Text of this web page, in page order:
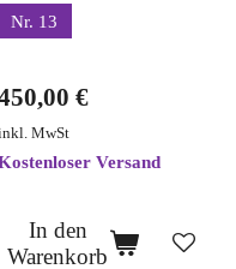
Nr. 13
€
MwSt
Versand
In den
Warenkorb